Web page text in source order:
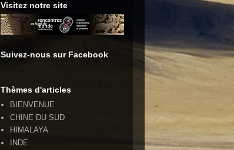
Visitez notre site
Suivez-nous sur Facebook
Thèmes d'articles
BIENVENUE
CHINE DU SUD
HIMALAYA
INDE